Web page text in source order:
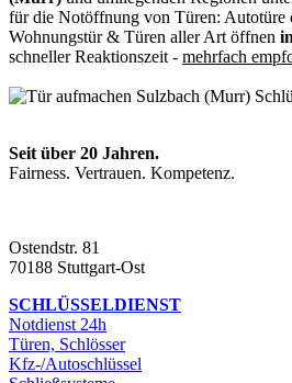
für die Notöffnung von Türen: Autotüre
Wohnungstür & Türen aller Art öffnen
schneller Reaktionszeit - mehrfach
Seit über 20 Jahren.
Fairness. Vertrauen. Kompetenz.
Ostendstr. 81
70188 Stuttgart-Ost
SCHLÜSSELDIENST
Notdienst 24h
Türen, Schlösser
Kfz-/Autoschlüssel